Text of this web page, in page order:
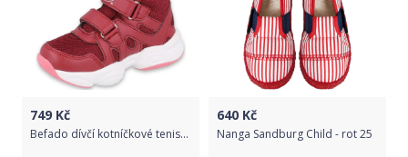
749 Kč
Befado dívčí kotníčkové tenisky Sport 516X053/516Y053 27 červená
640 Kč
Nanga Sandburg Child - rot 25